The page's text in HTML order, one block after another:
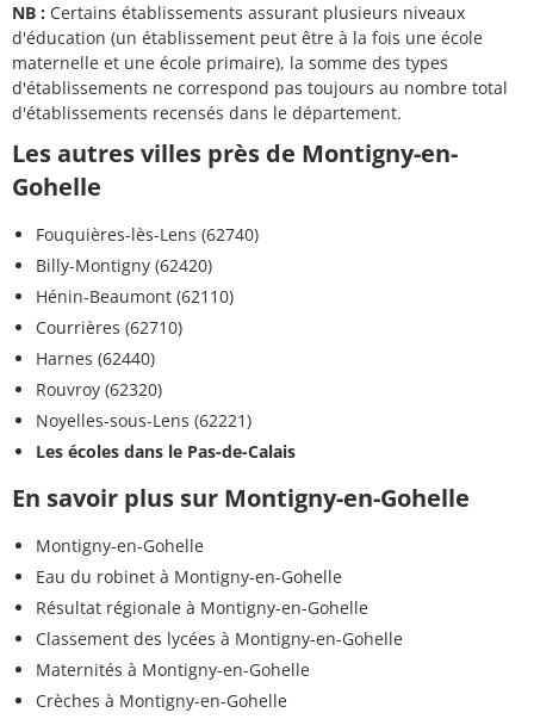
NB : Certains établissements assurant plusieurs niveaux
d'éducation (un établissement peut être à la fois une école
maternelle et une école primaire), la somme des types
d'établissements ne correspond pas toujours au nombre total
d'établissements recensés dans le département.
Les autres villes près de Montigny-en-
Gohelle
Fouquières-lès-Lens (62740)
Billy-Montigny (62420)
Hénin-Beaumont (62110)
Courrières (62710)
Harnes (62440)
Rouvroy (62320)
Noyelles-sous-Lens (62221)
Les écoles dans le Pas-de-Calais
En savoir plus sur Montigny-en-Gohelle
Montigny-en-Gohelle
Eau du robinet à Montigny-en-Gohelle
Résultat régionale à Montigny-en-Gohelle
Classement des lycées à Montigny-en-Gohelle
Maternités à Montigny-en-Gohelle
Crèches à Montigny-en-Gohelle